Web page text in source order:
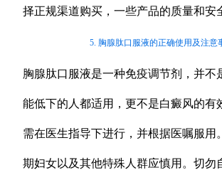
择正规渠道购买，一些产品的质量和安
5. 胸腺肽口服液的正确使用及注意
胸腺肽口服液是一种免疫调节剂，并不
能低下的人都适用，更不是白癜风的有
需在医生指导下进行，并根据医嘱服用
期妇女以及其他特殊人群应慎用。切勿